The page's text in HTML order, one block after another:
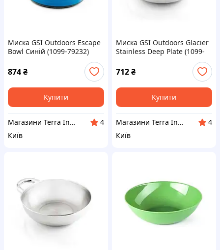
Миска GSI Outdoors Escape
Bowl Синій (1099-79232)
874₴
Купити
Магазини Terra Incognita
4
Київ
Миска GSI Outdoors Glacier
Stainless Deep Plate (1099-
712₴
Купити
Магазини Terra Incognita
4
Київ